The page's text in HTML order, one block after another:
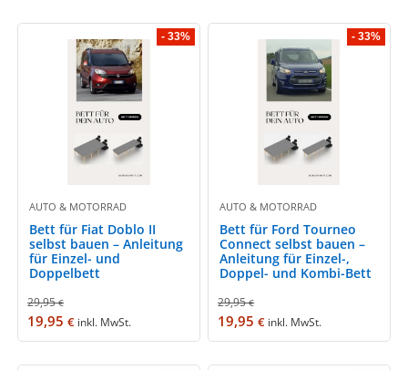
- 33%
AUTO & MOTORRAD
Bett für Fiat Doblo II
selbst bauen – Anleitung
für Einzel- und
Doppelbett
29,95€
19,95€ inkl. MwSt.
- 33%
AUTO & MOTORRAD
Bett für Ford Tourneo
Connect selbst bauen –
Anleitung für Einzel-,
Doppel- und Kombi-Bett
29,95€
19,95€ inkl. MwSt.